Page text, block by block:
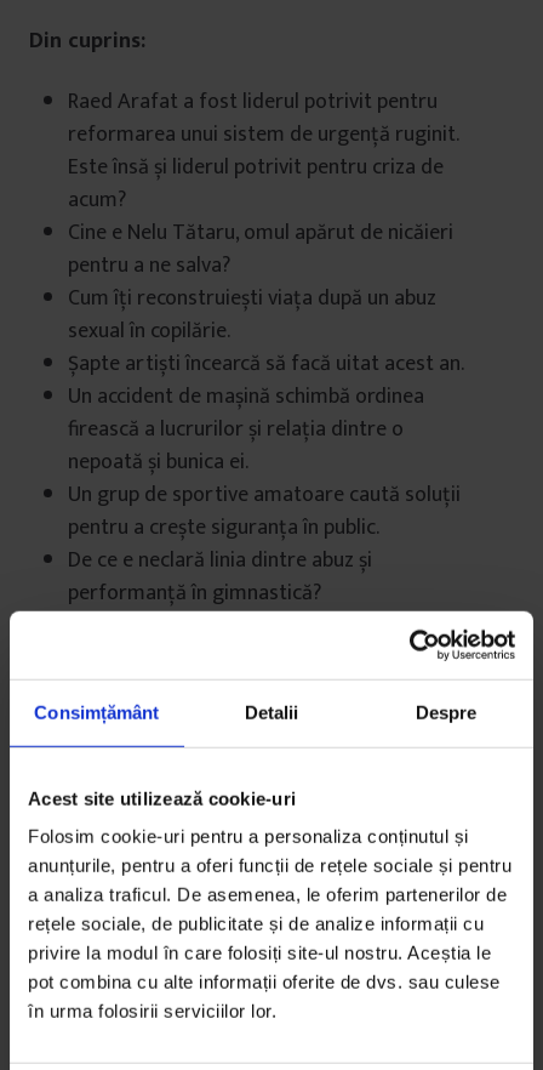
Consimțământ Detalii Despre
Acest site utilizează cookie-uri
Folosim cookie-uri pentru a personaliza conținutul și
anunțurile, pentru a oferi funcții de rețele sociale și pentru
a analiza traficul. De asemenea, le oferim partenerilor de
rețele sociale, de publicitate și de analize informații cu
privire la modul în care folosiți site-ul nostru. Aceștia le
pot combina cu alte informații oferite de dvs. sau culese
în urma folosirii serviciilor lor.
Din cuprins:
Raed Arafat a fost liderul potrivit pentru
reformarea unui sistem de urgență ruginit.
Este însă și liderul potrivit pentru criza de
acum?
Cine e Nelu Tătaru, omul apărut de nicăieri
pentru a ne salva?
Cum îți reconstruiești viața după un abuz
sexual în copilărie.
Șapte artiști încearcă să facă uitat acest an.
Un accident de mașină schimbă ordinea
firească a lucrurilor și relația dintre o
nepoată și bunica ei.
Un grup de sportive amatoare caută soluții
pentru a crește siguranța în public.
De ce e neclară linia dintre abuz și
performanță în gimnastică?
Echipa Documentaria a fotografiat efectele
Copertă ilustrată de Sorina Vasilescu (Vazelina)
S-ar putea să-ți placă și…